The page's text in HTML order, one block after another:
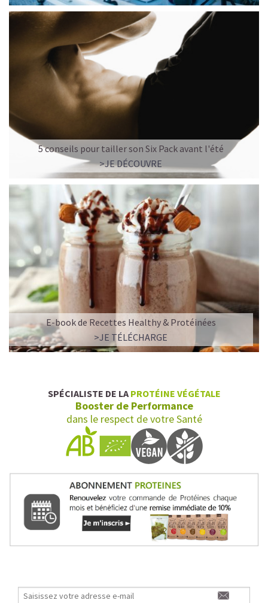
5 conseils pour tailler son Six Pack avant l'été
>JE DÉCOUVRE
E-book de Recettes Healthy & Protéinées
>JE TÉLÉCHARGE
SPÉCIALISTE DE LA PROTÉINE VÉGÉTALE
Booster de Performance
dans le respect de votre Santé